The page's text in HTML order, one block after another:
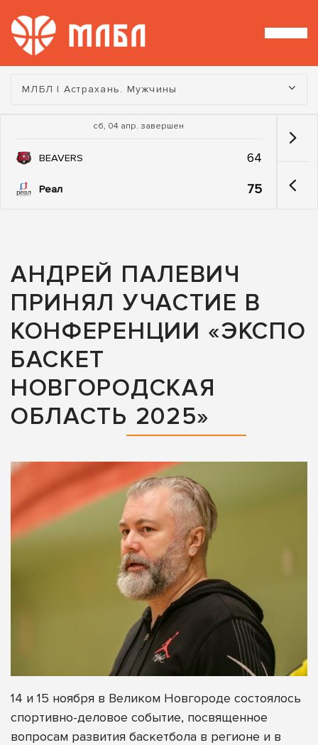
Турнир:
МЛБЛ | Астрахань. Мужчины
сб, 04 апр. завершен
BEAVERS 64
Реал 75
АНДРЕЙ ПАЛЕВИЧ
ПРИНЯЛ УЧАСТИЕ В
КОНФЕРЕНЦИИ «ЭКСПО
БАСКЕТ
НОВГОРОДСКАЯ
ОБЛАСТЬ 2025»
14 и 15 ноября в Великом Новгороде состоялось
спортивно-деловое событие, посвященное
вопросам развития баскетбола в регионе и в